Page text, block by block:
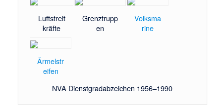
Luftstreit
kräfte
Grenztrupp
en
Volksma
rine
Ärmelstr
eifen
NVA Dienstgradabzeichen 1956–1990